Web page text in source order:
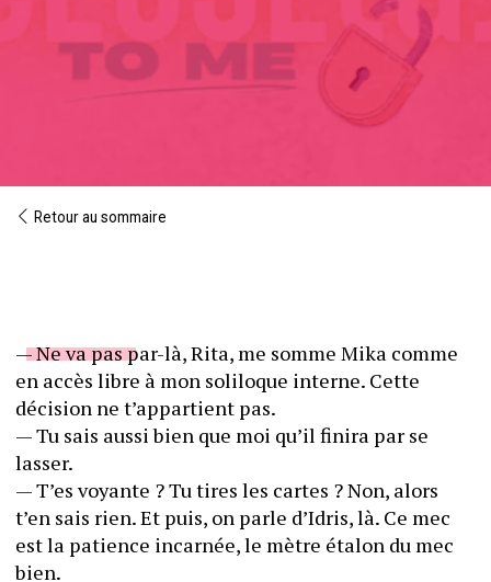
Retour au sommaire
— Ne va pas par-là, Rita, me somme Mika comme
en accès libre à mon soliloque interne. Cette
décision ne t’appartient pas.
— Tu sais aussi bien que moi qu’il finira par se
lasser.
— T’es voyante ? Tu tires les cartes ? Non, alors
t’en sais rien. Et puis, on parle d’Idris, là. Ce mec
est la patience incarnée, le mètre étalon du mec